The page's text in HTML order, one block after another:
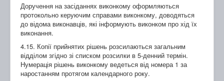
Доручення на засіданнях виконкому оформляються
протокольно керуючим справами виконкому, доводяться
до відома виконавців, які інформують виконком про хід їх
виконання.
4.15. Копії прийнятих рішень розсилаються загальним
відділом згідно зі списком розсилки в 5-денний термін.
Нумерація рішень виконкому ведеться від номера 1 за
наростанням протягом календарного року.